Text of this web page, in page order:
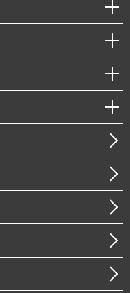
・防災（政策）
ティ